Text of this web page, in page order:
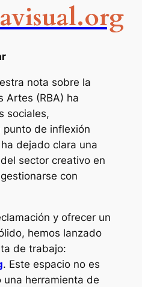
nota sobre la
Artes (RBA) ha
sociales,
de inflexión
dejado clara una
sector creativo en
con
y ofrecer un
hemos lanzado
de trabajo:
. Este espacio no es
una herramienta de